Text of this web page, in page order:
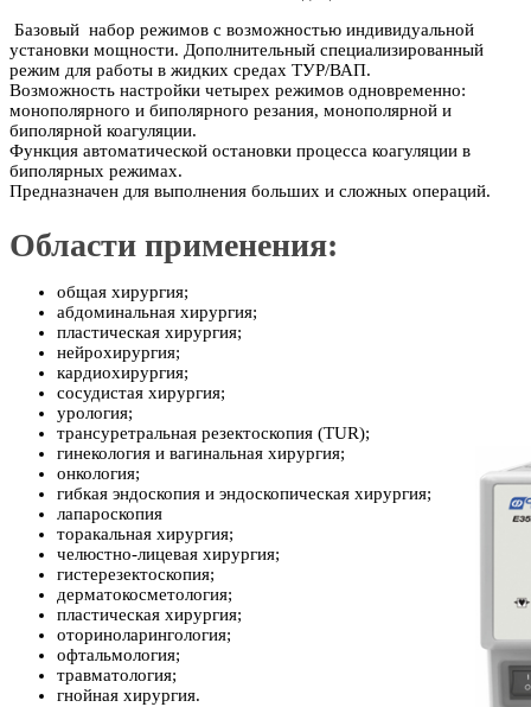
Базовый набор режимов с возможностью индивидуальной
установки мощности. Дополнительный специализированный
режим для работы в жидких средах ТУР/ВАП.
Возможность настройки четырех режимов одновременно:
монополярного и биполярного резания, монополярной и
биполярной коагуляции.
Функция автоматической остановки процесса коагуляции в
биполярных режимах.
Предназначен для выполнения больших и сложных операций.
Области применения:
общая хирургия;
абдоминальная хирургия;
пластическая хирургия;
нейрохирургия;
кардиохирургия;
сосудистая хирургия;
урология;
трансуретральная резектоскопия (TUR);
гинекология и вагинальная хирургия;
онкология;
гибкая эндоскопия и эндоскопическая хирургия;
лапароскопия
торакальная хирургия;
челюстно-лицевая хирургия;
гистерезектоскопия;
дерматокосметология;
пластическая хирургия;
оториноларингология;
офтальмология;
травматология;
гнойная хирургия.